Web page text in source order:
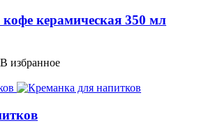
керамическая 350 мл